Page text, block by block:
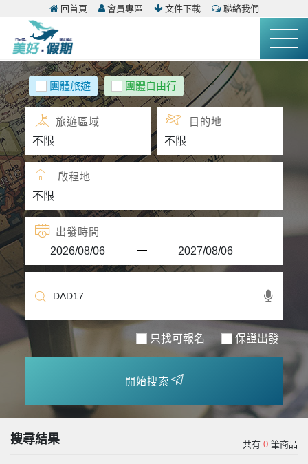
回首頁 會員專區 文件下載 聯絡我們
團體旅遊 團體自由行
旅遊區域 目的地
啟程地
出發時間
只找可報名 保證出發
開始搜索
搜尋結果 共有 0 筆商品